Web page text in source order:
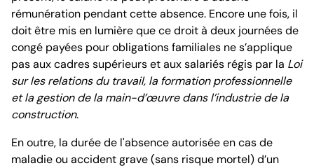
rémunération pendant cette absence. Encore une fois, il
doit être mis en lumière que ce droit à deux journées de
congé payées pour obligations familiales ne s’applique
pas aux cadres supérieurs et aux salariés régis par la Loi
sur les relations du travail, la formation professionnelle
et la gestion de la main-d’œuvre dans l’industrie de la
construction.
En outre, la durée de l'absence autorisée en cas de
maladie ou accident grave (sans risque mortel) d’un